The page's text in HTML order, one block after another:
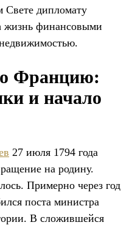
дипломату
жизнь финансовыми
Францию:
и начало
27 июля 1794 года
на родину.
Примерно через год
поста министра
В сложившейся